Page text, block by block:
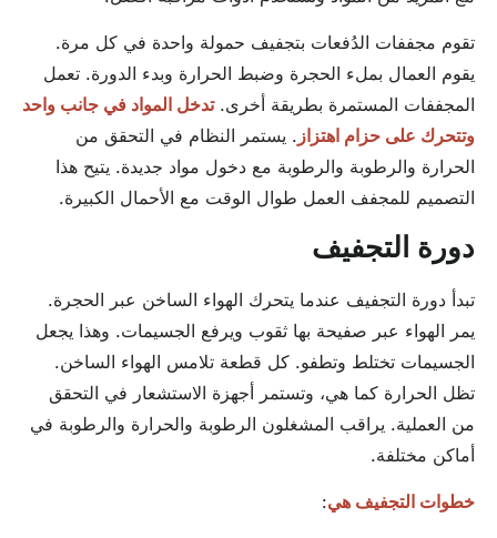
تقوم مجففات الدُفعات بتجفيف حمولة واحدة في كل مرة.
يقوم العمال بملء الحجرة وضبط الحرارة وبدء الدورة. تعمل
المجففات المستمرة بطريقة أخرى.تدخل المواد في جانب واحد
وتتحرك على حزام اهتزاز . يستمر النظام في التحقق من
الحرارة والرطوبة والرطوبة مع دخول مواد جديدة. يتيح هذا
التصميم للمجفف العمل طوال الوقت مع الأحمال الكبيرة.
دورة التجفيف
تبدأ دورة التجفيف عندما يتحرك الهواء الساخن عبر الحجرة.
يمر الهواء عبر صفيحة بها ثقوب ويرفع الجسيمات. وهذا يجعل
الجسيمات تختلط وتطفو. كل قطعة تلامس الهواء الساخن.
تظل الحرارة كما هي، وتستمر أجهزة الاستشعار في التحقق
من العملية. يراقب المشغلون الرطوبة والحرارة والرطوبة في
أماكن مختلفة.
خطوات التجفيف هي: